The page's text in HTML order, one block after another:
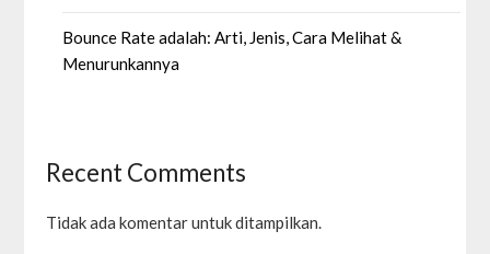
Bounce Rate adalah: Arti, Jenis, Cara Melihat &
Menurunkannya
Recent Comments
Tidak ada komentar untuk ditampilkan.